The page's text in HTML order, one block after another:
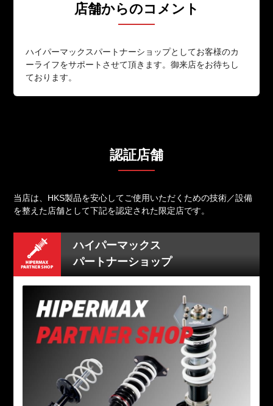
店舗からのコメント
ハイパーマックスパートナーショップとしてお客様のカ
ーライフをサポートさせて頂きます。御来店をお待ちし
ております。
認証店舗
当店は、HKS製品を安心してご使用いただくための技術／設備
を整えた店舗として下記を認定された限定店です。
ハイパーマックス
パートナーショップ